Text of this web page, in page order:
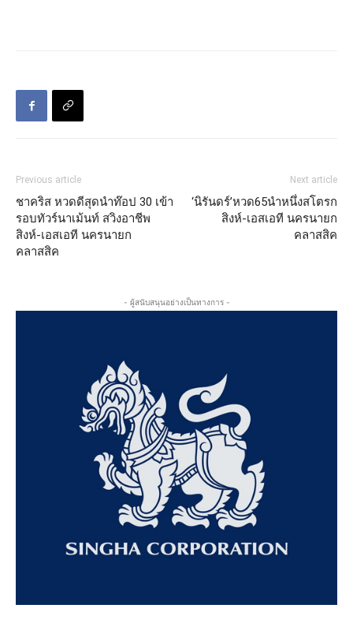
Previous article
ชาคริส หวดดีสุดนำท๊อป 30 เข้า
รอบทัวร์นาเม้นท์ สวิงอาชีพ
สิงห์-เอสเอที นครนายก
คลาสสิค
Next article
‘นิรันดร์’หวด65นำหนึ่งสโตรก
สิงห์-เอสเอที นครนายก
คลาสสิค
- ผู้สนับสนุนอย่างเป็นทางการ -